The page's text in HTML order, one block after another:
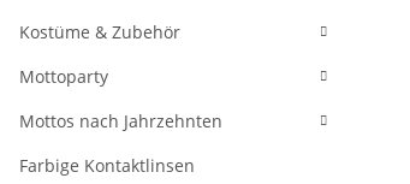
Kostüme & Zubehör
Mottoparty
Mottos nach Jahrzehnten
Farbige Kontaktlinsen